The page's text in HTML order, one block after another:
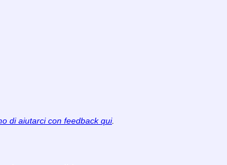
di aiutarci con feedback qui.